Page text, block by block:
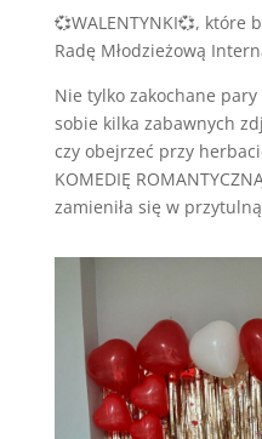
💞WALENTYNKI💞, które
Radę Młodzieżową
Nie tylko zakochane pary
sobie kilka zabawnych
czy obejrzeć przy
KOMEDIĘ
zamieniła się w